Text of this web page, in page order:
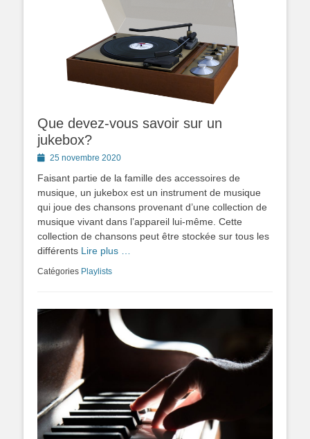
Que devez-vous savoir sur un
jukebox?
Posted25 novembre 2020
Faisant partie de la famille des accessoires de
musique, un jukebox est un instrument de musique
qui joue des chansons provenant d’une collection de
musique vivant dans l’appareil lui-même. Cette
collection de chansons peut être stockée sur tous les
différents Lire plus …
Catégories Playlists